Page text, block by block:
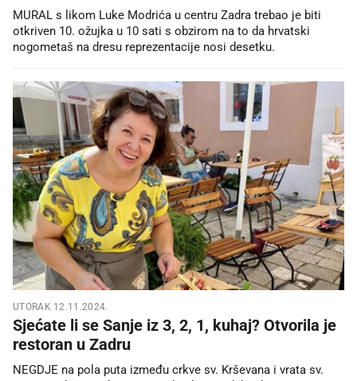
MURAL s likom Luke Modrića u centru Zadra trebao je biti
otkriven 10. ožujka u 10 sati s obzirom na to da hrvatski
nogometaš na dresu reprezentacije nosi desetku.
UTORAK 12.11.2024.
Sjećate li se Sanje iz 3, 2, 1, kuhaj? Otvorila je
restoran u Zadru
NEGDJE na pola puta između crkve sv. Krševana i vrata sv.